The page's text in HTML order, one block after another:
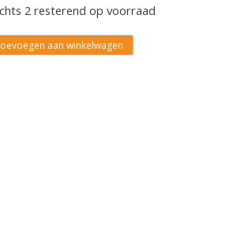
2 resterend op voorraad
aan winkelwagen